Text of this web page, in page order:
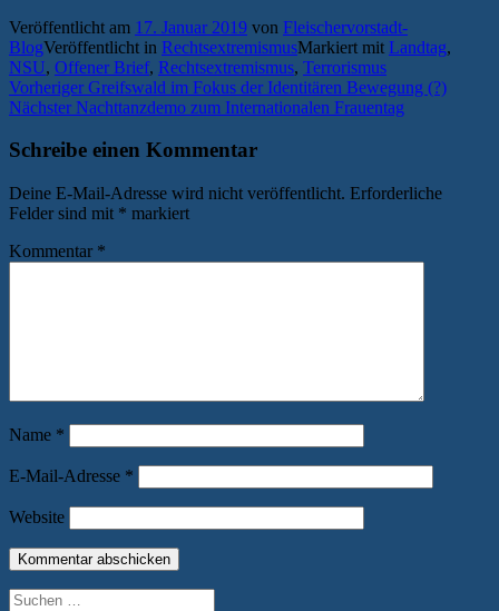
Veröffentlicht am 17. Januar 2019 von Fleischervorstadt-
BlogVeröffentlicht in RechtsextremismusMarkiert mit Landtag,
NSU, Offener Brief, Rechtsextremismus, Terrorismus
Beitragsnavigation
Vorheriger Vorheriger
Beitrag:
Greifswald im Fokus der Identitären Bewegung (?)
Nächster Nächster
Nachttanzdemo zum Internationalen Frauentag
Schreibe einen Kommentar
Deine E-Mail-Adresse wird nicht veröffentlicht. Erforderliche
Felder sind mit * markiert
Kommentar *
Name *
E-Mail-Adresse *
Website
Suchen